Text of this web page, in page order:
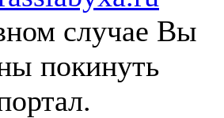
случае Вы
покинуть